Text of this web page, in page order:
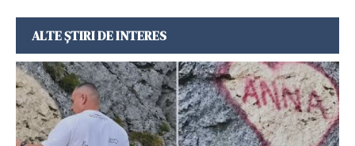
ALTE ȘTIRI DE INTERES